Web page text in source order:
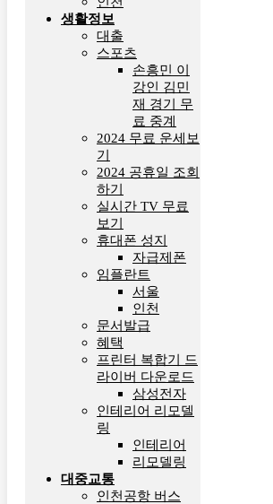
생활정보
대출
스포츠
손흥민 이
강인 김민
재 경기 무
료 중계
2024 무료 운세보
기
2024 공휴일 조회
하기
실시간 TV 무료
보기
휴대폰 성지
자급제폰
임플란트
서울
인천
문서발급
혜택
프린터 복합기 드
라이버 다운로드
삼성전자
인테리어 리모델
링
인테리어
리모델링
대중교통
인천공항 버스